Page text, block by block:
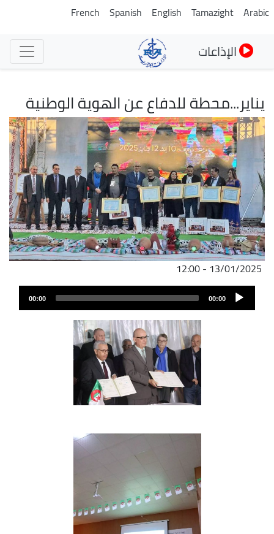
تجاوز
Arabic
Tamazight
English
Spanish
French
الإذاعات
يناير...محطة للدفاع عن الهوية الوطنية
الصورة
13/01/2025 - 12:00
Audio
Player
00:00
00:00